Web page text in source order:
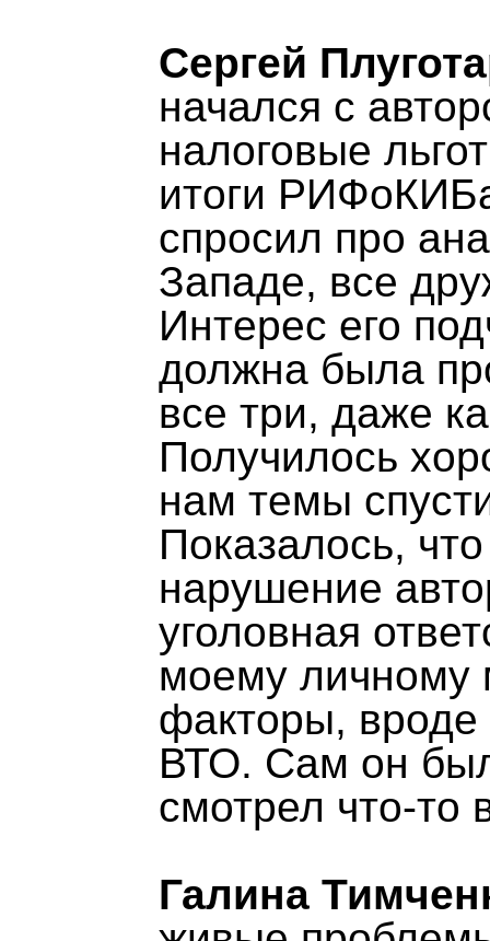
Сергей
начался с
налоговые
итоги
спросил про
Западе, все
Интерес его
должна была
все три, даже
Получилось
нам темы
Показалось,
нарушение
уголовная
моему личному
факторы, вроде
ВТО. Сам он
смотрел что-то
Галина